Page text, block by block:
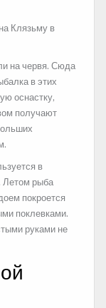
Клязьму в
на червя. Сюда
в этих
оснастку,
получают
в
Летом рыба
покроется
поклевками.
руками не